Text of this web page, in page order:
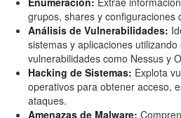
grupos, shares y configuraciones
Análisis de Vulnerabilidades:
sistemas y aplicaciones
vulnerabilidades como Nessus y
Hacking de Sistemas: Explota
operativos para obtener acceso,
ataques.
Amenazas de Malware: